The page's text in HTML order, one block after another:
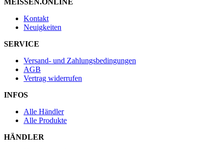
MEISSEN.ONLINE
Kontakt
Neuigkeiten
SERVICE
Versand- und Zahlungsbedingungen
AGB
Vertrag widerrufen
INFOS
Alle Händler
Alle Produkte
HÄNDLER